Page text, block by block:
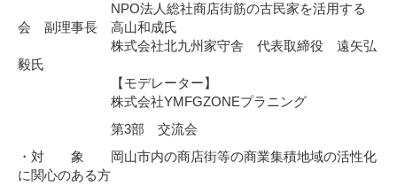
NPO法人総社商店街筋の古民家を活用する
会 副理事長 高山和成氏
株式会社北九州家守舎 代表取締役 遠矢弘
毅氏
【モデレーター】
株式会社YMFGZONEプラニング
第3部 交流会
・対 象 岡山市内の商店街等の商業集積地域の活性化
に関心のある方